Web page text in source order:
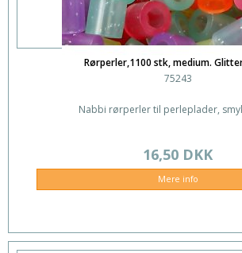
Rørperler,1100 stk, medium.
75243
Nabbi rørperler til perleplader,
16,50 DKK
Mere info